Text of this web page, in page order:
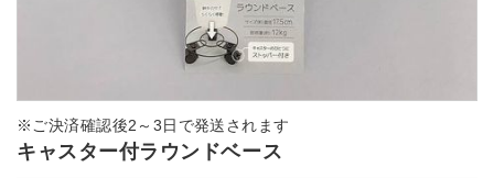
※ご決済確認後2～3日で発送されます
キャスター付ラウンドベース